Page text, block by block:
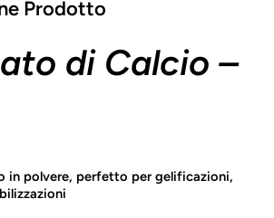
Prodotto
di Calcio –
in polvere, perfetto per gelificazioni,